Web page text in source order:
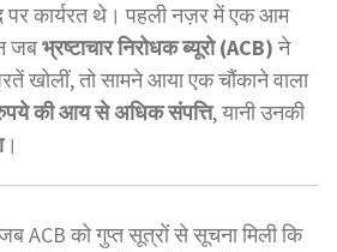
पर कार्यरत थे। पहली नज़र में एक आम
जबभ्रष्टाचार निरोधक ब्यूरो (ACB)ने
खोलीं, तो सामने आया एक चौंकाने वाला
की आय से अधिक संपत्ति, यानी उनकी
।
ACB को गुप्त सूत्रों से सूचना मिली कि